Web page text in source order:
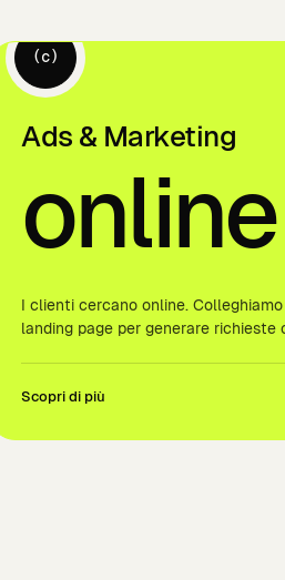
(c)
Ads & Marketing
online
I clienti cercano online. Colleghiamo
landing page per generare richieste
Scopri di più